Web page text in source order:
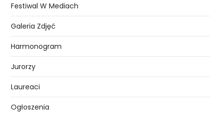
Festiwal W Mediach
Galeria Zdjęć
Harmonogram
Jurorzy
Laureaci
Ogłoszenia